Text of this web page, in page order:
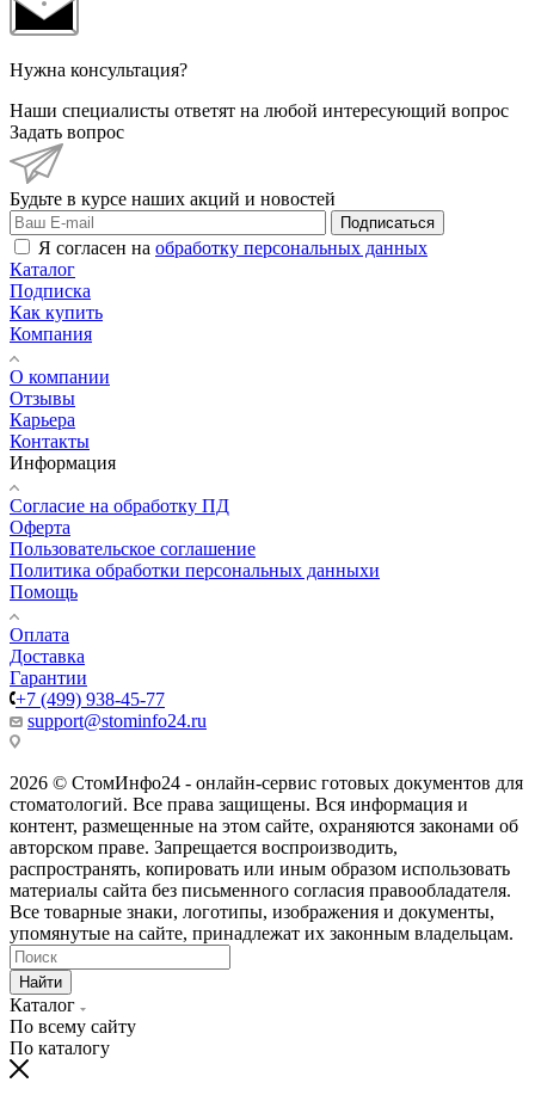
Нужна консультация?
Наши специалисты ответят на любой интересующий вопрос
Задать вопрос
Будьте в курсе наших акций и новостей
Подписаться
Я согласен на обработку персональных данных
Каталог
Подписка
Как купить
Компания
О компании
Отзывы
Карьера
Контакты
Информация
Согласие на обработку ПД
Оферта
Пользовательское соглашение
Политика обработки персональных данныхи
Помощь
Оплата
Доставка
Гарантии
+7 (499) 938-45-77
support@stominfo24.ru
2026 © СтомИнфо24 - онлайн-сервис готовых документов для
стоматологий. Все права защищены. Вся информация и
контент, размещенные на этом сайте, охраняются законами об
авторском праве. Запрещается воспроизводить,
распространять, копировать или иным образом использовать
материалы сайта без письменного согласия правообладателя.
Все товарные знаки, логотипы, изображения и документы,
упомянутые на сайте, принадлежат их законным владельцам.
Найти
Каталог
По всему сайту
По каталогу